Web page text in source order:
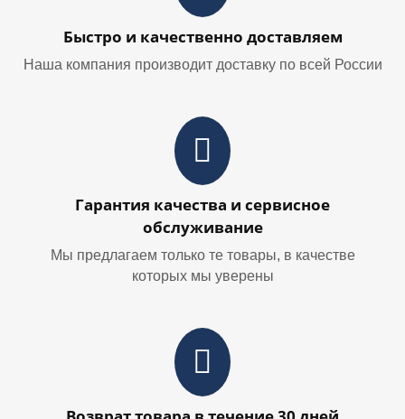
Быстро и качественно доставляем
Наша компания производит доставку по всей России
Гарантия качества и сервисное
обслуживание
Мы предлагаем только те товары, в качестве
которых мы уверены